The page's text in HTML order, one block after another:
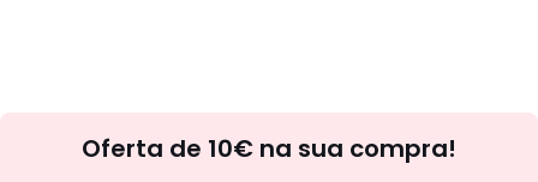
Oferta de 10€ na sua compra!